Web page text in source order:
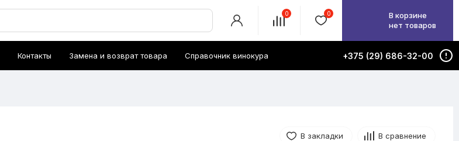
0 0
В корзине
нет товаров
Контакты Замена и возврат товара Справочник винокура +375 (29) 686-32-00
В закладки В сравнение